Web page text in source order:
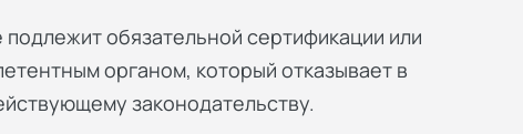
обязательной сертификации или
органом, который отказывает в
законодательству.